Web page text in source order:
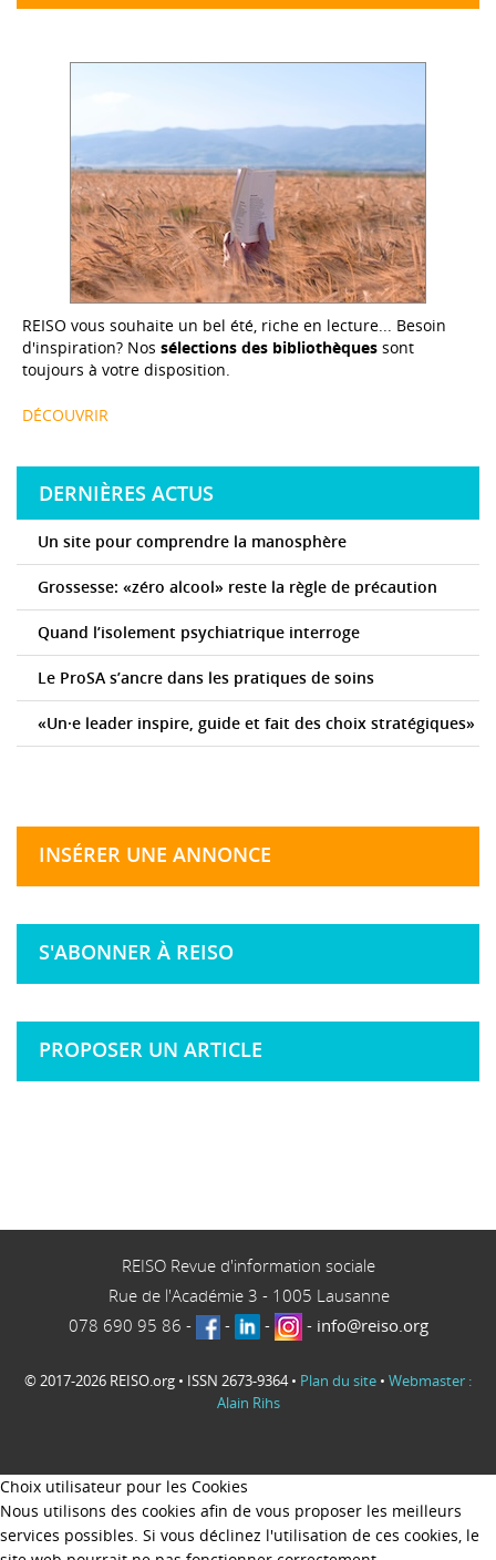
REISO vous souhaite un bel été, riche en lecture... Besoin
d'inspiration? Nos sélections des bibliothèques sont
toujours à votre disposition.
DÉCOUVRIR
DERNIÈRES ACTUS
Un site pour comprendre la manosphère
Grossesse: «zéro alcool» reste la règle de précaution
Quand l’isolement psychiatrique interroge
Le ProSA s’ancre dans les pratiques de soins
«Un·e leader inspire, guide et fait des choix stratégiques»
INSÉRER UNE ANNONCE
S'ABONNER À REISO
PROPOSER UN ARTICLE
REISO Revue d'information sociale
Rue de l'Académie 3 - 1005 Lausanne
078 690 95 86 - - - - info@reiso.org
© 2017-2026 REISO.org • ISSN 2673-9364 • Plan du site • Webmaster :
Alain Rihs
Choix utilisateur pour les Cookies
Nous utilisons des cookies afin de vous proposer les meilleurs
services possibles. Si vous déclinez l'utilisation de ces cookies, le